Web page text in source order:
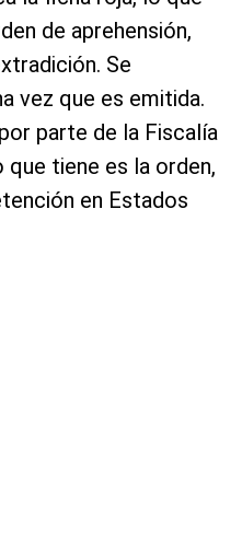
de aprehensión,
Se
vez que es emitida.
parte de la Fiscalía
que tiene es la orden,
en Estados